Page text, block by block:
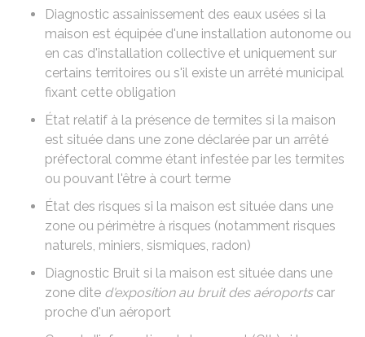
Diagnostic assainissement des eaux usées si la
maison est équipée d'une installation autonome ou
en cas d'installation collective et uniquement sur
certains territoires ou s'il existe un arrêté municipal
fixant cette obligation
État relatif à la présence de termites si la maison
est située dans une zone déclarée par un arrêté
préfectoral comme étant infestée par les termites
ou pouvant l'être à court terme
État des risques si la maison est située dans une
zone ou périmètre à risques (notamment risques
naturels, miniers, sismiques, radon)
Diagnostic Bruit si la maison est située dans une
zone dite d'exposition au bruit des aéroportscar
proche d'un aéroport